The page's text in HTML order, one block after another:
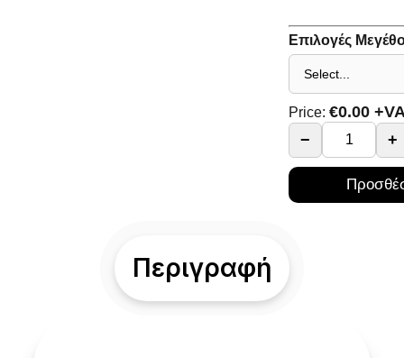
Επιλογές
Price: €0.00
−
+
Περιγραφή